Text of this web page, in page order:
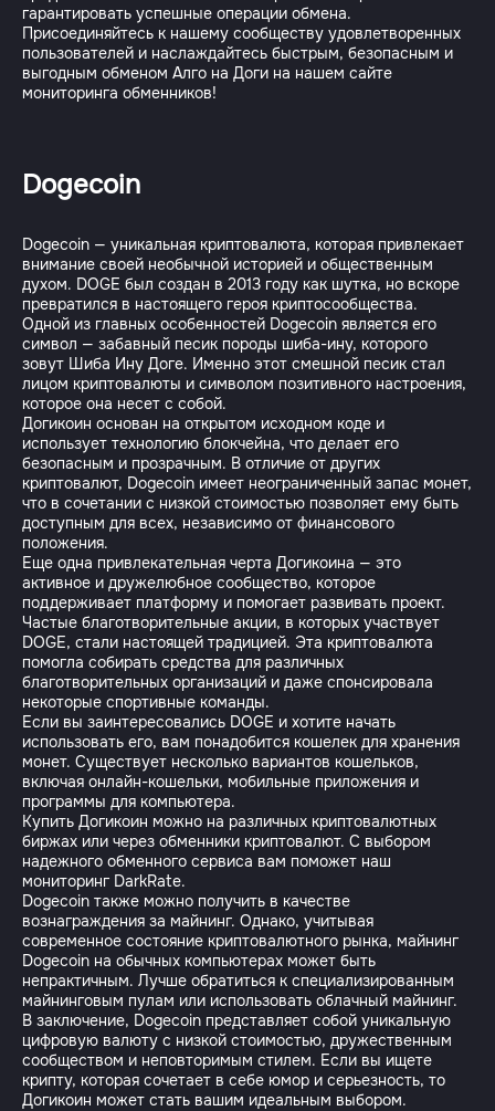
гарантировать успешные операции обмена.
Присоединяйтесь к нашему сообществу удовлетворенных
пользователей и наслаждайтесь быстрым, безопасным и
выгодным обменом Алго на Доги на нашем сайте
Dogecoin
Dogecoin — уникальная криптовалюта, которая привлекает
внимание своей необычной историей и общественным
духом. DOGE был создан в 2013 году как шутка, но вскоре
превратился в настоящего героя криптосообщества.
Одной из главных особенностей Dogecoin является его
символ — забавный песик породы шиба-ину, которого
зовут Шиба Ину Доге. Именно этот смешной песик стал
лицом криптовалюты и символом позитивного настроения,
которое она несет с собой.
Догикоин основан на открытом исходном коде и
использует технологию блокчейна, что делает его
безопасным и прозрачным. В отличие от других
криптовалют, Dogecoin имеет неограниченный запас монет,
что в сочетании с низкой стоимостью позволяет ему быть
доступным для всех, независимо от финансового
положения.
Еще одна привлекательная черта Догикоина — это
активное и дружелюбное сообщество, которое
поддерживает платформу и помогает развивать проект.
Частые благотворительные акции, в которых участвует
DOGE, стали настоящей традицией. Эта криптовалюта
помогла собирать средства для различных
благотворительных организаций и даже спонсировала
некоторые спортивные команды.
Если вы заинтересовались DOGE и хотите начать
использовать его, вам понадобится кошелек для хранения
монет. Существует несколько вариантов кошельков,
включая онлайн-кошельки, мобильные приложения и
программы для компьютера.
Купить Догикоин можно на различных криптовалютных
биржах или через обменники криптовалют. С выбором
надежного обменного сервиса вам поможет наш
мониторинг DarkRate.
Dogecoin также можно получить в качестве
вознаграждения за майнинг. Однако, учитывая
современное состояние криптовалютного рынка, майнинг
Dogecoin на обычных компьютерах может быть
непрактичным. Лучше обратиться к специализированным
майнинговым пулам или использовать облачный майнинг.
В заключение, Dogecoin представляет собой уникальную
цифровую валюту с низкой стоимостью, дружественным
сообществом и неповторимым стилем. Если вы ищете
крипту, которая сочетает в себе юмор и серьезность, то
Догикоин может стать вашим идеальным выбором.